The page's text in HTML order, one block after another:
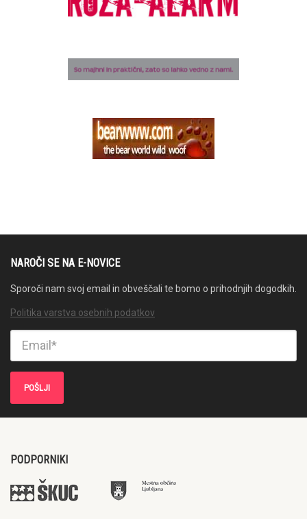
NAROČI SE NA E-NOVICE
Sporoči nam svoj email in obveščali te bomo o prihodnjih dogodkih.
Politika varstva osebnih podatkov
PODPORNIKI